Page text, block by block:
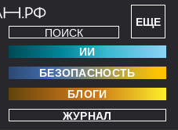
ЕЩЕ
ПОИСК
ИИ
БЕЗОПАСНОСТЬ
БЛОГИ
ЖУРНАЛ